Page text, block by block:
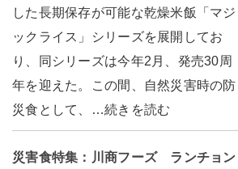
した長期保存が可能な乾燥米飯「マジ
ックライス」シリーズを展開してお
り、同シリーズは今年2月、発売30周
年を迎えた。この間、自然災害時の防
災食として、…続きを読む
災害食特集：川商フーズ ランチョン